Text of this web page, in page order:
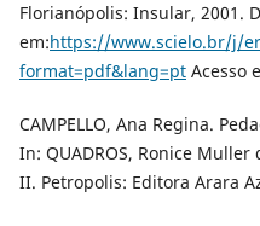
Florianópolis: Insular, 2001.
em:https://www.scielo.br/j/er/
format=pdf&lang=pt Acesso
CAMPELLO, Ana Regina.
In: QUADROS, Ronice Muller
II. Petropolis: Editora Arara